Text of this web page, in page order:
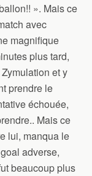
». Mais ce
avec
magnifique
plus tard,
et y
prendre le
échouée,
Mais ce
lui, manqua le
adverse,
beaucoup plus